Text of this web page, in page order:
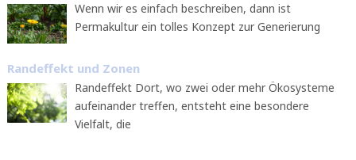
Wenn wir es einfach beschreiben, dann ist
Permakultur ein tolles Konzept zur Generierung
Randeffekt und Zonen
Randeffekt Dort, wo zwei oder mehr Ökosysteme
aufeinander treffen, entsteht eine besondere
Vielfalt, die